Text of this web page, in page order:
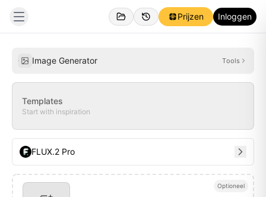
Prijzen Inloggen
Image Generator Tools
Templates
Start with inspiration
FLUX.2 Pro
Optioneel